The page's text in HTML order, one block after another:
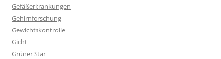
Gefäßerkrankungen
Gehirnforschung
Gewichtskontrolle
Gicht
Grüner Star